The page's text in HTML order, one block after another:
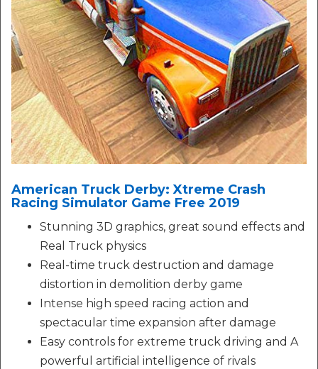
American Truck Derby: Xtreme Crash
Racing Simulator Game Free 2019
Stunning 3D graphics, great sound effects and
Real Truck physics
Real-time truck destruction and damage
distortion in demolition derby game
Intense high speed racing action and
spectacular time expansion after damage
Easy controls for extreme truck driving and A
powerful artificial intelligence of rivals